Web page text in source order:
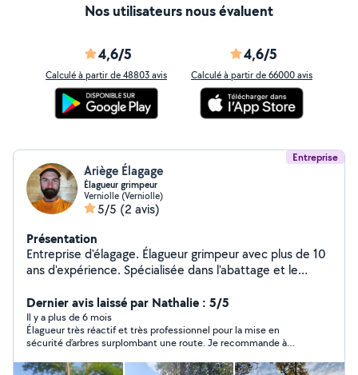
Nos utilisateurs nous évaluent
4,6/5
Calculé à partir de 48803 avis
4,6/5
Calculé à partir de 66000 avis
Entreprise
Ariège Élagage
Élagueur grimpeur
Verniolle (Verniolle)
5/5 (2 avis)
Présentation
Entreprise d'élagage. Élagueur grimpeur avec plus de 10
ans d'expérience. Spécialisée dans l'abattage et le
nous déplaçons dans toute l'Ariège et ses environ.
Amoureux de la nature, notre équipe d'élagueur
professionnel vous conseillera et vous guidera sur vos
projet d'élagage ou bien d'abattage, quelle que soit la
hauteur est la nature de l'arbre.
Dernier avis laissé par Nathalie : 5/5
Il y a plus de 6 mois
Élagueur très réactif et très professionnel pour la mise en
sécurité d’arbres surplombant une route. Je recommande à